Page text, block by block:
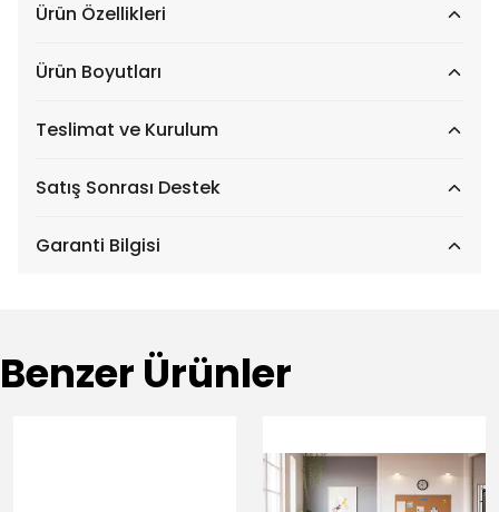
Ürün Özellikleri
Ürün Boyutları
Teslimat ve Kurulum
Satış Sonrası Destek
Garanti Bilgisi
Benzer Ürünler